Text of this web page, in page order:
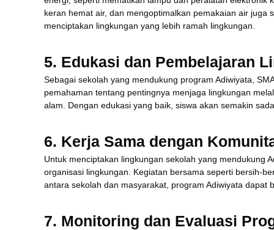
keran hemat air, dan mengoptimalkan pemakaian air
menciptakan lingkungan yang lebih ramah lingkungan.
5. Edukasi dan Pembelajaran
Sebagai sekolah yang mendukung program Adiwiyata,
pemahaman tentang pentingnya menjaga lingkungan
alam. Dengan edukasi yang baik, siswa akan semakin
6. Kerja Sama dengan
Untuk menciptakan lingkungan sekolah yang mendukung
organisasi lingkungan. Kegiatan bersama seperti bersih-
antara sekolah dan masyarakat, program Adiwiyata dapat
7. Monitoring dan Evaluasi